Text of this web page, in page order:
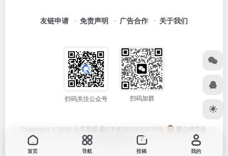
友链申请 免责声明 广告合作 关于我们
扫码关注公众号 扫码加群
Copyright © 2026 七安导航 蒙ICP备2025033835号
蒙公网安备
15012202000171号
首页 导航 投稿 我的